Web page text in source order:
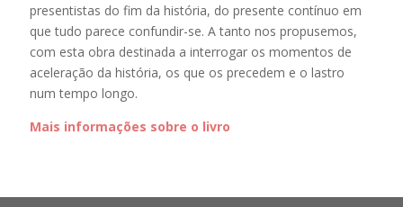
presentistas do fim da história, do presente contínuo em
que tudo parece confundir-se. A tanto nos propusemos,
com esta obra destinada a interrogar os momentos de
aceleração da história, os que os precedem e o lastro
num tempo longo.
Mais informações sobre o livro